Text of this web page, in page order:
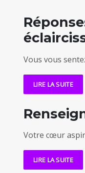
Vous vous
LIRE LA SUITE
Votre cœur
LIRE LA SUITE